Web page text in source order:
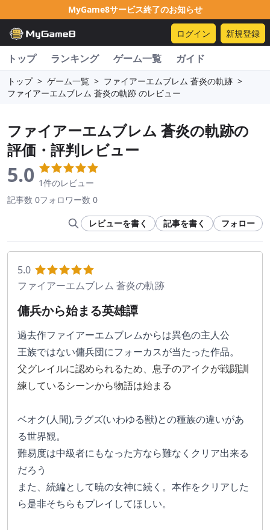
MyGame8サービス終了のお知らせ
ログイン 新規登録
トップ ランキング ゲーム一覧 ガイド
トップ > ゲーム一覧 > ファイアーエムブレム 蒼炎の軌跡 >
ファイアーエムブレム 蒼炎の軌跡 のレビュー
ファイアーエムブレム 蒼炎の軌跡の
評価・評判レビュー
5.0 1件のレビュー
記事数 0フォロワー数 0
レビューを書く 記事を書く フォロー
5.0
ファイアーエムブレム 蒼炎の軌跡
傭兵から始まる英雄譚
過去作ファイアーエムブレムからは異色の主人公
王族ではない傭兵団にフォーカスが当たった作品。
父グレイルに認められるため、息子のアイクが戦闘訓
練しているシーンから物語は始まる
ベオク(人間),ラグズ(いわゆる獣)との種族の違いがあ
る世界観。
難易度は中級者にもなった方なら難なくクリア出来る
だろう
また、続編として暁の女神に続く。本作をクリアした
ら是非そちらもプレイしてほしい。